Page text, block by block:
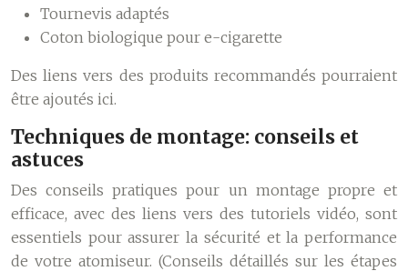
Tournevis adaptés
Coton biologique pour e-cigarette
Des liens vers des produits recommandés pourraient
être ajoutés ici.
Techniques de montage: conseils et
astuces
Des conseils pratiques pour un montage propre et
efficace, avec des liens vers des tutoriels vidéo, sont
essentiels pour assurer la sécurité et la performance
de votre atomiseur. (Conseils détaillés sur les étapes